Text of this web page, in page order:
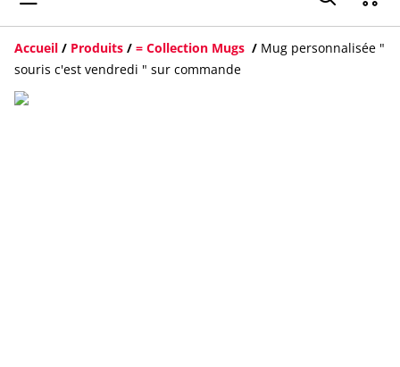
Accueil / Produits / = Collection Mugs / Mug personnalisée "
souris c'est vendredi " sur commande